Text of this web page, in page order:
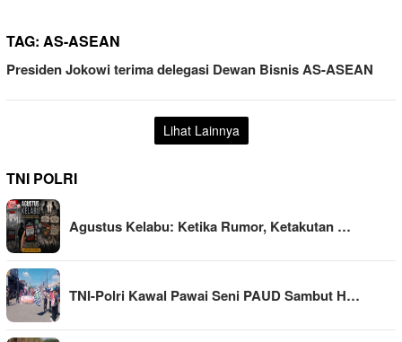
TAG: AS-ASEAN
Presiden Jokowi terima delegasi Dewan Bisnis AS-ASEAN
Lihat Lainnya
TNI POLRI
Agustus Kelabu: Ketika Rumor, Ketakutan …
TNI-Polri Kawal Pawai Seni PAUD Sambut H…